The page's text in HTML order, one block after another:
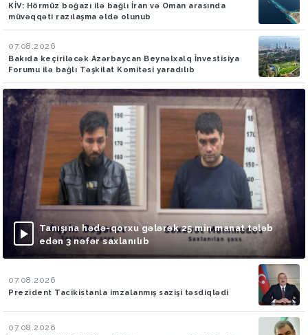
KİV: Hörmüz boğazı ilə bağlı İran və Oman arasında
müvəqqəti razılaşma əldə olunub
07.08.2026
Bakıda keçiriləcək Azərbaycan Beynəlxalq İnvestisiya
Forumu ilə bağlı Təşkilat Komitəsi yaradılıb
Tanışına hədə-qorxu gələrək 25 min manat tələb
edən 3 nəfər saxlanılıb
07.08.2026
Prezident Tacikistanla imzalanmış sazişi təsdiqlədi
07.08.2026